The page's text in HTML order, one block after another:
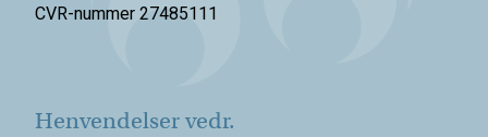
CVR-nummer 27485111
Henvendelser vedr.